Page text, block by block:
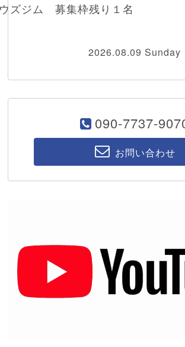
ズジム 募集枠残り１名
2026.08.09 Sunday
090-7737-
お問い合わせ